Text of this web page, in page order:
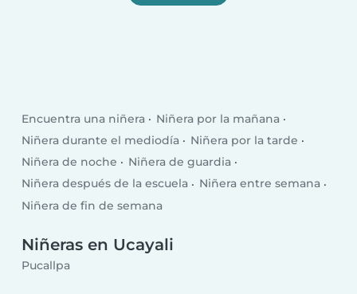
Encuentra una niñera
Niñera por la mañana
Niñera durante el mediodía
Niñera por la tarde
Niñera de noche
Niñera de guardia
Niñera después de la escuela
Niñera entre semana
Niñera de fin de semana
Niñeras en Ucayali
Pucallpa